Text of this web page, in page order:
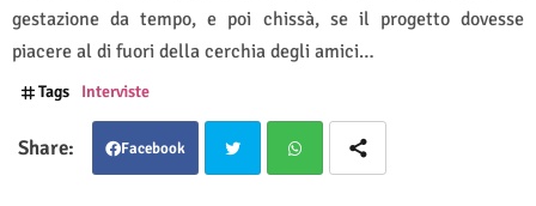
gestazione da tempo, e poi chissà, se il progetto dovesse
piacere al di fuori della cerchia degli amici…
Tags Interviste
Facebook